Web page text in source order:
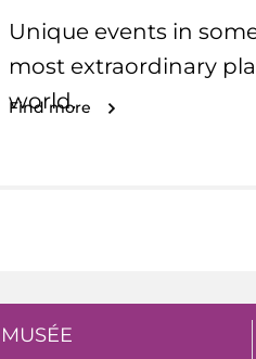
Unique events in
most extraordinary
world.
Find more
MUSÉE